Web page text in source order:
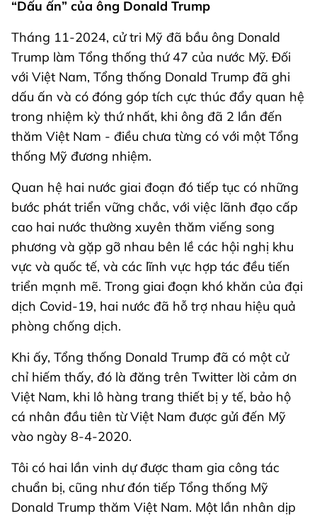
“Dấu ấn” của ông Donald Trump
Tháng 11-2024, cử tri Mỹ đã bầu ông Donald
Trump làm Tổng thống thứ 47 của nước Mỹ. Đối
với Việt Nam, Tổng thống Donald Trump đã ghi
dấu ấn và có đóng góp tích cực thúc đẩy quan hệ
trong nhiệm kỳ thứ nhất, khi ông đã 2 lần đến
thăm Việt Nam - điều chưa từng có với một Tổng
thống Mỹ đương nhiệm.
Quan hệ hai nước giai đoạn đó tiếp tục có những
bước phát triển vững chắc, với việc lãnh đạo cấp
cao hai nước thường xuyên thăm viếng song
phương và gặp gỡ nhau bên lề các hội nghị khu
vực và quốc tế, và các lĩnh vực hợp tác đều tiến
triển mạnh mẽ. Trong giai đoạn khó khăn của đại
dịch Covid-19, hai nước đã hỗ trợ nhau hiệu quả
phòng chống dịch.
Khi ấy, Tổng thống Donald Trump đã có một cử
chỉ hiếm thấy, đó là đăng trên Twitter lời cảm ơn
Việt Nam, khi lô hàng trang thiết bị y tế, bảo hộ
cá nhân đầu tiên từ Việt Nam được gửi đến Mỹ
vào ngày 8-4-2020.
Tôi có hai lần vinh dự được tham gia công tác
chuẩn bị, cũng như đón tiếp Tổng thống Mỹ
Donald Trump thăm Việt Nam. Một lần nhân dịp